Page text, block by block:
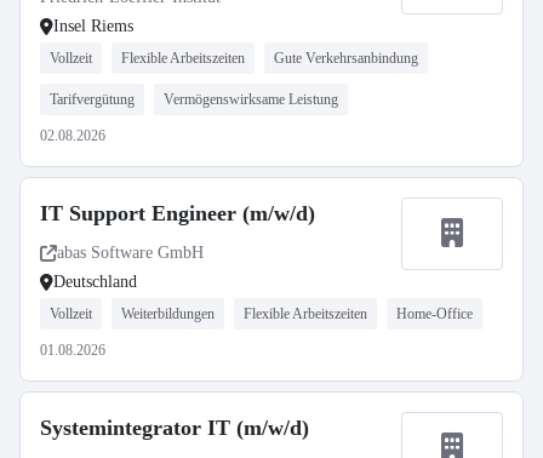
Insel Riems
Vollzeit Flexible Arbeitszeiten Gute Verkehrsanbindung
Tarifvergütung Vermögenswirksame Leistung
02.08.2026
IT Support Engineer (m/w/d)
abas Software GmbH
Deutschland
Vollzeit Weiterbildungen Flexible Arbeitszeiten Home-Office
01.08.2026
Systemintegrator IT (m/w/d)